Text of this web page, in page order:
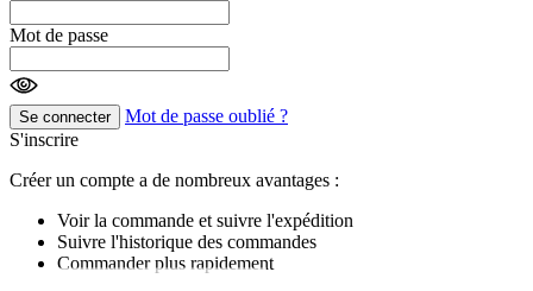
Mot de passe
Se connecter
Mot de passe oublié ?
S'inscrire
Créer un compte a de nombreux avantages :
Voir la commande et suivre l'expédition
Suivre l'historique des commandes
Commander plus rapidement